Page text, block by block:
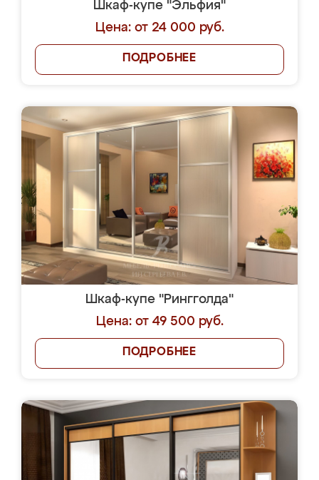
Шкаф-купе "Эльфия"
Цена: от 24 000 руб.
ПОДРОБНЕЕ
Шкаф-купе "Рингголда"
Цена: от 49 500 руб.
ПОДРОБНЕЕ